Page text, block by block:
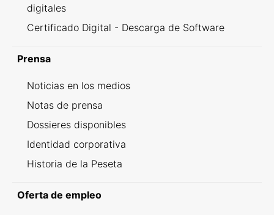
digitales
Certificado Digital - Descarga de Software
Prensa
Noticias en los medios
Notas de prensa
Dossieres disponibles
Identidad corporativa
Historia de la Peseta
Oferta de empleo